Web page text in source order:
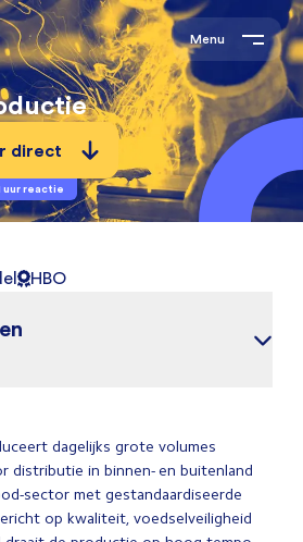
Menu
direct
uur reactie
HBO
dagelijks grote volumes
distributie in binnen- en buitenland
sector met gestandaardiseerde
op kwaliteit, voedselveiligheid